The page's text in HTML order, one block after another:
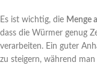
Es ist wichtig, die Menge
dass die Würmer genug
verarbeiten. Ein guter
zu steigern, während